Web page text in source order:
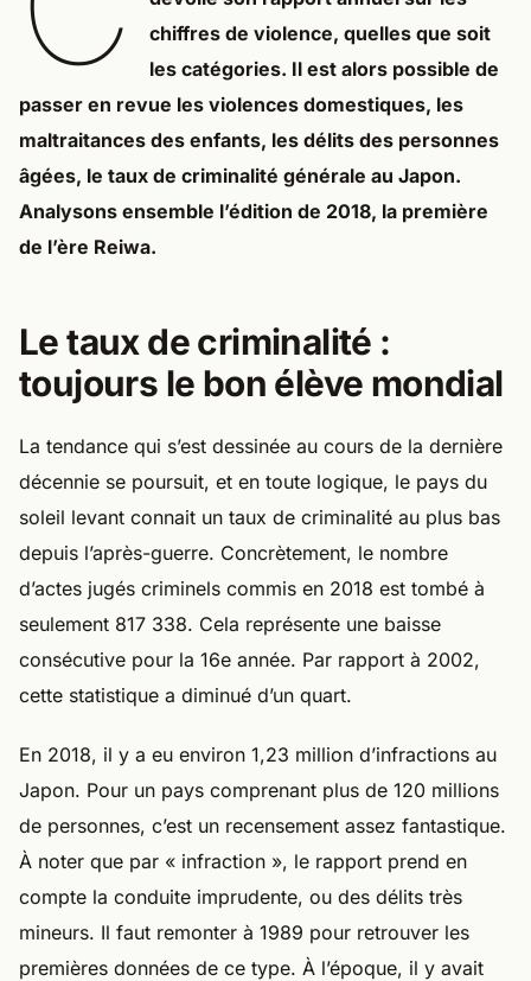
chiffres de violence, quelles que soit
les catégories. Il est alors possible de
passer en revue les violences domestiques, les
maltraitances des enfants, les délits des personnes
âgées, le taux de criminalité générale au Japon.
Analysons ensemble l’édition de 2018, la première
de l’ère Reiwa.
Le taux de criminalité :
toujours le bon élève mondial
La tendance qui s’est dessinée au cours de la dernière
décennie se poursuit, et en toute logique, le pays du
soleil levant connait un taux de criminalité au plus bas
depuis l’après-guerre. Concrètement, le nombre
d’actes jugés criminels commis en 2018 est tombé à
seulement 817 338. Cela représente une baisse
consécutive pour la 16e année. Par rapport à 2002,
cette statistique a diminué d’un quart.
En 2018, il y a eu environ 1,23 million d’infractions au
Japon. Pour un pays comprenant plus de 120 millions
de personnes, c’est un recensement assez fantastique.
À noter que par « infraction », le rapport prend en
compte la conduite imprudente, ou des délits très
mineurs. Il faut remonter à 1989 pour retrouver les
premières données de ce type. À l’époque, il y avait